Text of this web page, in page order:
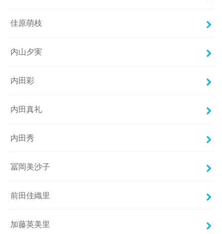
佳原萌枝
内山夕実
内田彩
内田真礼
内田秀
冨岡美沙子
前田佳織里
加藤英美里